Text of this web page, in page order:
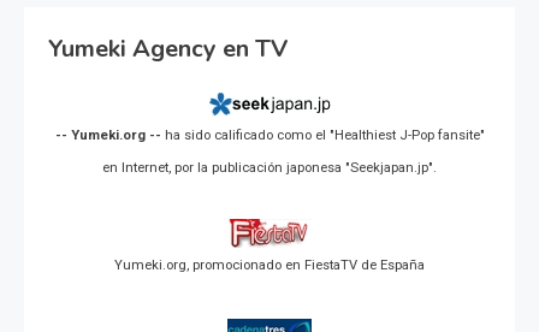
Yumeki Agency en TV
-- Yumeki.org -- ha sido calificado como el "Healthiest J-Pop fansite"
en Internet, por la publicación japonesa "Seekjapan.jp".
Yumeki.org, promocionado en FiestaTV de España